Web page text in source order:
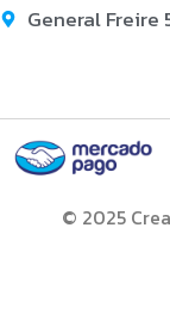
General Freire
© 2025